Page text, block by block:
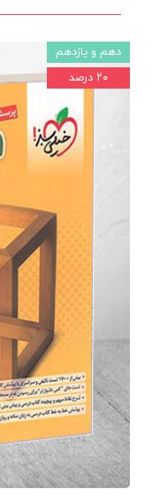
دهم و یازدهم
۲۰ درصد